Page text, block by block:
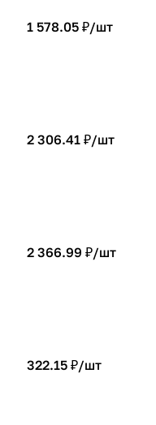
1 578.05 ₽/шт
2 306.41 ₽/шт
2 366.99 ₽/шт
322.15 ₽/шт